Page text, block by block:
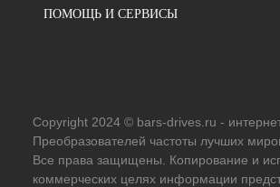
ПОМОЩЬ И СЕРВИСЫ
Copyright 2024 © bars-drives.ru -
Преобразователей частоты лучших
Все права защищены. Копирование и
коммерческих целях информации